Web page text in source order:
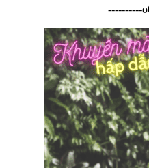
----------